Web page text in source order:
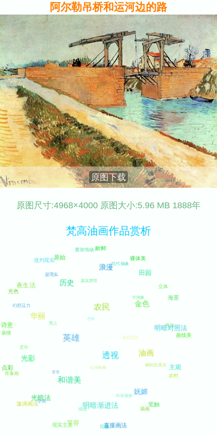
阿尔勒吊桥和运河边的路
原图下载
原图尺寸:4968×4000 原图大小:5.96 MB 1888年
梵高油画作品赏析